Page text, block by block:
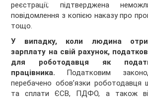
реєстрації; підтверджена
повідомлення з копією наказу про
тощо.
У випадку, коли людина
зарплату на свій рахунок,
для роботодавця як
працівника. Податковим
перебачено обов’язки роботодавця
та сплати ЄСВ, ПДФО, а також